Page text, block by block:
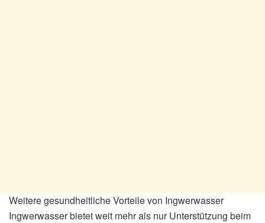
Weitere gesundheitliche Vorteile von Ingwerwasser
Ingwerwasser bietet weit mehr als nur Unterstützung beim